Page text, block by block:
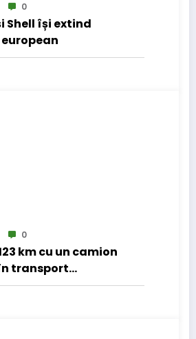
0
Shell își extind
0
km cu un camion
transport